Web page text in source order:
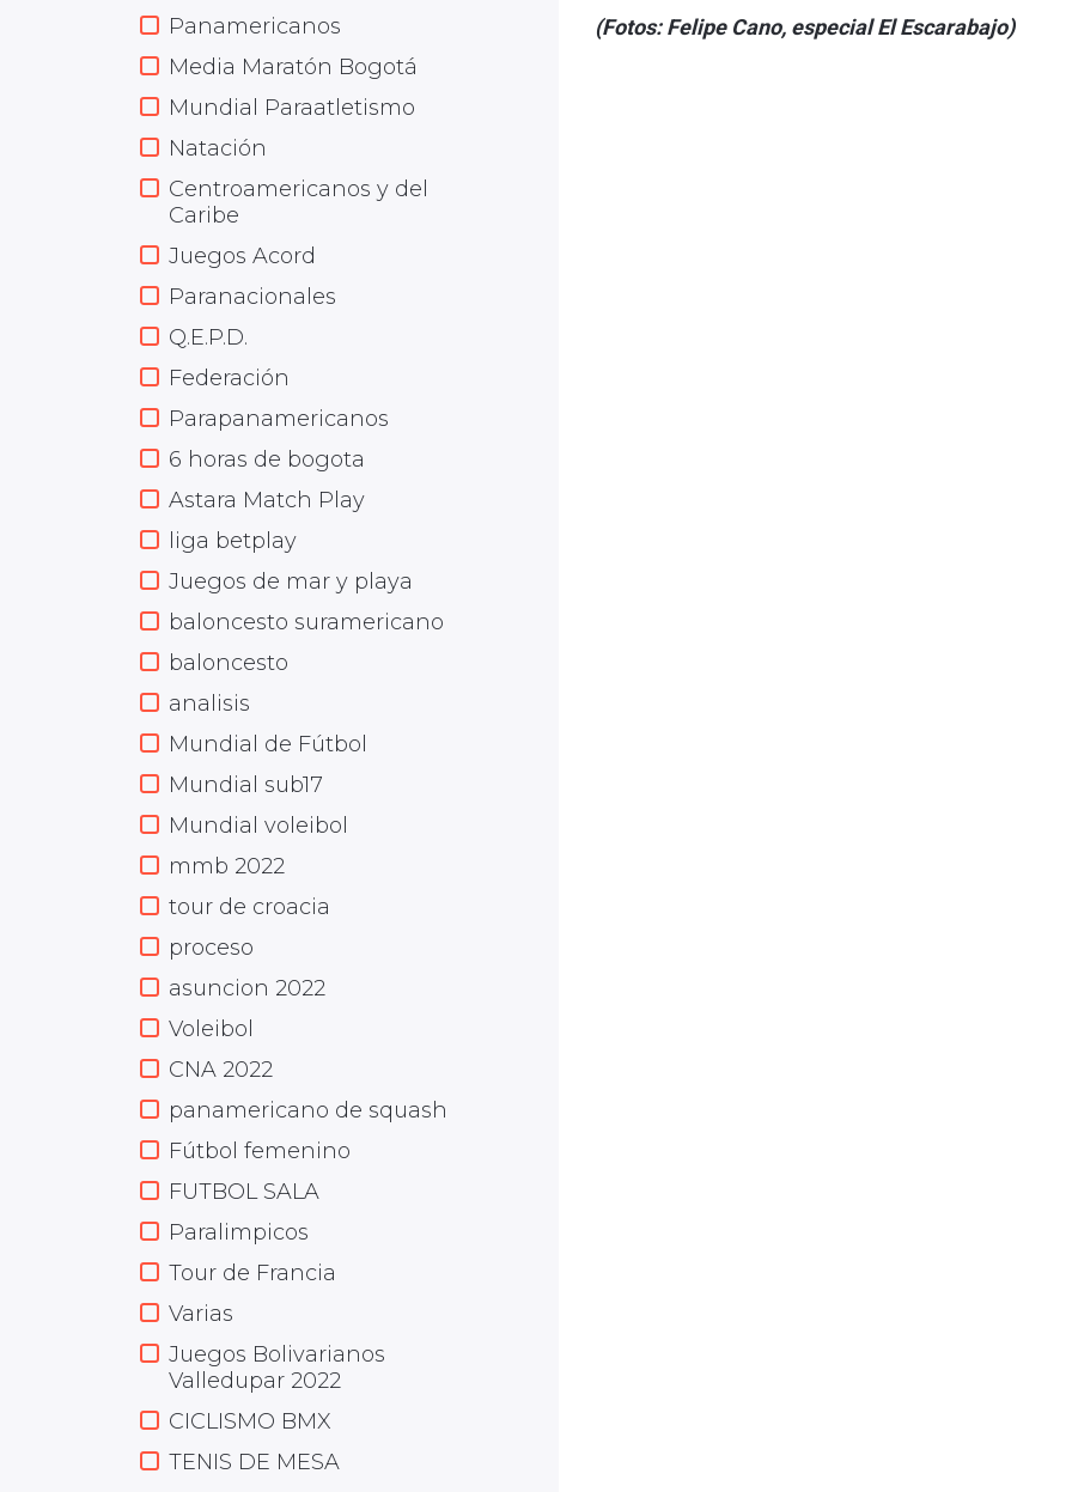
Panamericanos
Media Maratón Bogotá
Mundial Paraatletismo
Natación
Centroamericanos y del
Caribe
Juegos Acord
Paranacionales
Q.E.P.D.
Federación
Parapanamericanos
6 horas de bogota
Astara Match Play
liga betplay
Juegos de mar y playa
baloncesto suramericano
baloncesto
analisis
Mundial de Fútbol
Mundial sub17
Mundial voleibol
mmb 2022
tour de croacia
proceso
asuncion 2022
Voleibol
CNA 2022
panamericano de squash
Fútbol femenino
FUTBOL SALA
Paralimpicos
Tour de Francia
Varias
Juegos Bolivarianos
Valledupar 2022
CICLISMO BMX
TENIS DE MESA
(Fotos: Felipe Cano, especial El Escarabajo)